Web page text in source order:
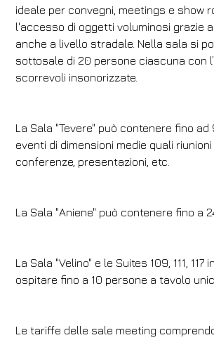
ideale per convegni, meetings e show
l'accesso di oggetti voluminosi grazie
anche a livello stradale. Nella sala si
sottosale di 20 persone ciascuna con
scorrevoli insonorizzate.
La Sala "Tevere" può contenere fino
eventi di dimensioni medie quali riunioni
conferenze, presentazioni, etc.
La Sala "Aniene" può contenere fino a
La Sala "Velino" e le Suites 109, 111,
ospitare fino a 10 persone a tavolo
Le tariffe delle sale meeting